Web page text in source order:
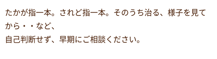
たかが指一本。されど指一本。そのうち治る、様子を見て
から・・など、
自己判断せず、早期にご相談ください。